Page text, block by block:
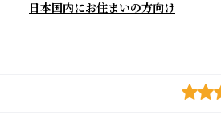
日本国内にお住まいの方向け